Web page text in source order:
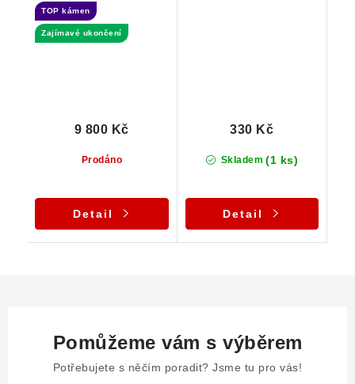
ukončením -
Samoléčitel
TOP kámen
Zajímavé ukončení
Prodáno
9 800 Kč
Detail
Skladem (1 ks)
330 Kč
Detail
Pomůžeme vám s výběrem
Potřebujete s něčím poradit? Jsme tu pro vás!